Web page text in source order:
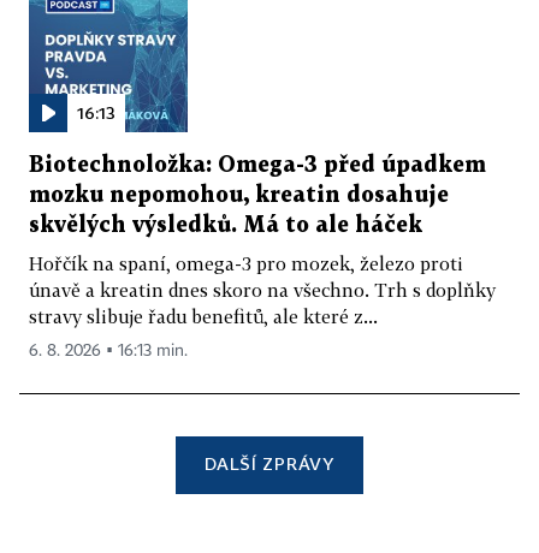
16:13
Biotechnoložka: Omega-3 před úpadkem
mozku nepomohou, kreatin dosahuje
skvělých výsledků. Má to ale háček
Hořčík na spaní, omega-3 pro mozek, železo proti
únavě a kreatin dnes skoro na všechno. Trh s doplňky
stravy slibuje řadu benefitů, ale které z...
6. 8. 2026 ▪ 16:13 min.
DALŠÍ ZPRÁVY